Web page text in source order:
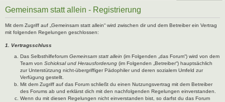
Gemeinsam statt allein - Registrierung
Mit dem Zugriff auf „Gemeinsam statt allein“ wird zwischen dir und dem Betreiber ein Vertrag
mit folgenden Regelungen geschlossen:
1. Vertragsschluss
Das Selbsthilfeforum Gemeinsam statt allein (im Folgenden „das Forum“) wird von dem
Team von Schicksal und Herausforderung (im Folgenden „Betreiber“) hauptsächlich
zur Unterstützung nicht-übergriffiger Pädophiler und deren sozialem Umfeld zur
Verfügung gestellt.
Mit dem Zugriff auf das Forum schließt du einen Nutzungsvertrag mit dem Betreiber
des Forums ab und erklärst dich mit den nachfolgenden Regelungen einverstanden.
Wenn du mit diesen Regelungen nicht einverstanden bist, so darfst du das Forum